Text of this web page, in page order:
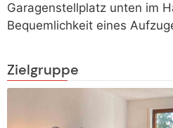
Garagenstellplatz unten im
Bequemlichkeit eines
Zielgruppe